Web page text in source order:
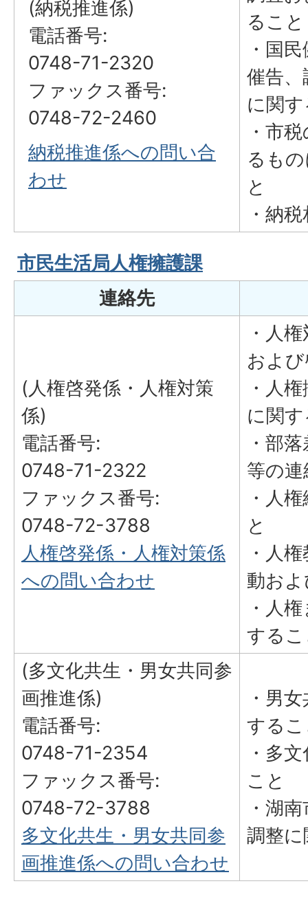
(納税推進係)
電話番号:
0748-71-2320
ファックス番号:
0748-72-2460
納税推進係への問い合
わせ
ること
・国
催告
に関
・市
るも
と
・納
市民生活局人権擁護課
連絡先
(人権啓発係・人権対策
係)
電話番号:
0748-71-2322
ファックス番号:
0748-72-3788
人権啓発係・人権対策係
への問い合わせ
・人
およ
・人
に関
・部
等の
・人
と
・人
動お
・人
する
(多文化共生・男女共同参
画推進係)
電話番号:
0748-71-2354
ファックス番号:
0748-72-3788
多文化共生・男女共同参
画推進係への問い合わせ
・男
する
・多
こと
・湖
調整